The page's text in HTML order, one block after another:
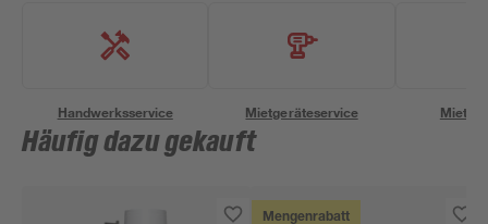
Handwerksservice Mietgeräteservice
Häufig dazu gekauft
Mengenrabatt